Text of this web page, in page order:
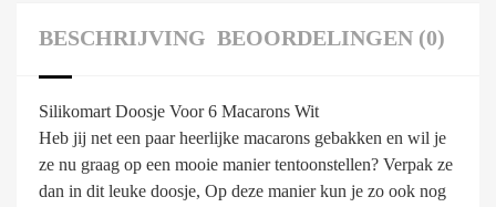
BESCHRIJVING BEOORDELINGEN (0)
Silikomart Doosje Voor 6 Macarons Wit
Heb jij net een paar heerlijke macarons gebakken en wil je
ze nu graag op een mooie manier tentoonstellen? Verpak ze
dan in dit leuke doosje, Op deze manier kun je zo ook nog